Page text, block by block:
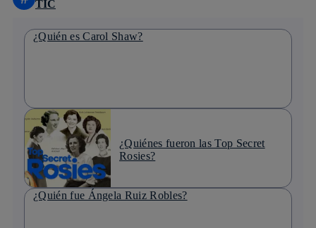
TIC
¿Quién es Carol Shaw?
¿Quiénes fueron las Top Secret
Rosies?
¿Quién fue Ángela Ruiz Robles?